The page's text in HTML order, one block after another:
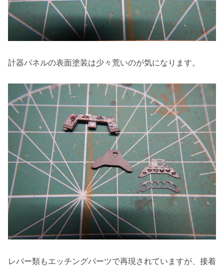
計器パネルの表面塗装は少々荒いのが気になります。
レバー類もエッチングパーツで再現されていますが、接着